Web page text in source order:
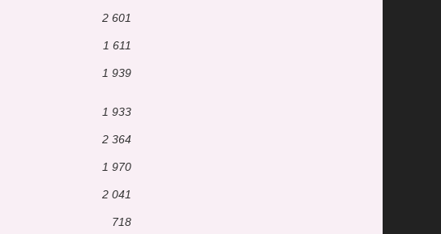
2 601
1 611
1 939
1 933
2 364
1 970
2 041
718